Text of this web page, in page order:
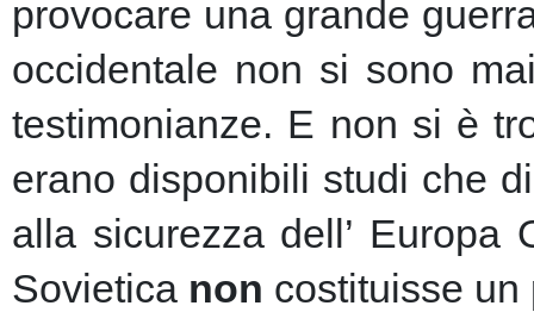
provocare una grande
occidentale non si sono
testimonianze. E non si è
erano disponibili studi che
alla sicurezza dell’
Sovietica non costituisse un